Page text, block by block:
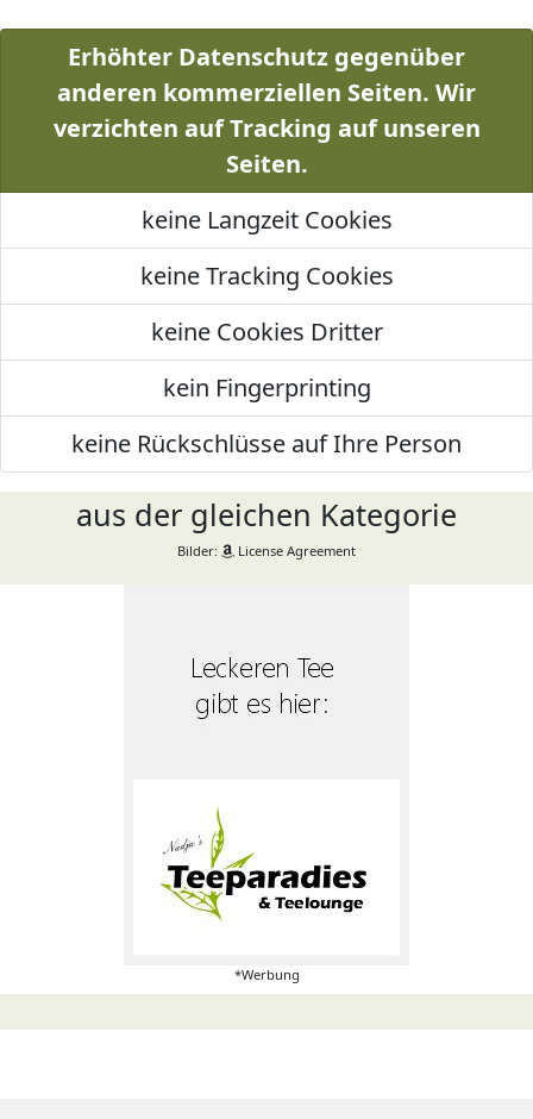
Erhöhter Datenschutz gegenüber
anderen kommerziellen Seiten. Wir
verzichten auf Tracking auf unseren
Seiten.
keine Langzeit Cookies
keine Tracking Cookies
keine Cookies Dritter
kein Fingerprinting
keine Rückschlüsse auf Ihre Person
aus der gleichen Kategorie
Bilder: License Agreement
*Werbung